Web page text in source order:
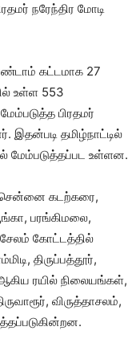
நரேந்திர மோடி
கட்டமாக 27
உள்ள 553
பிரதமர்
இதன்படி தமிழ்நாட்டில்
மேம்படுத்தப்பட உள்ளன.
கடற்கரை,
பரங்கிமலை,
கோட்டத்தில்
திருப்பத்தூர்,
ரயில் நிலையங்கள்,
விருத்தாசலம்,